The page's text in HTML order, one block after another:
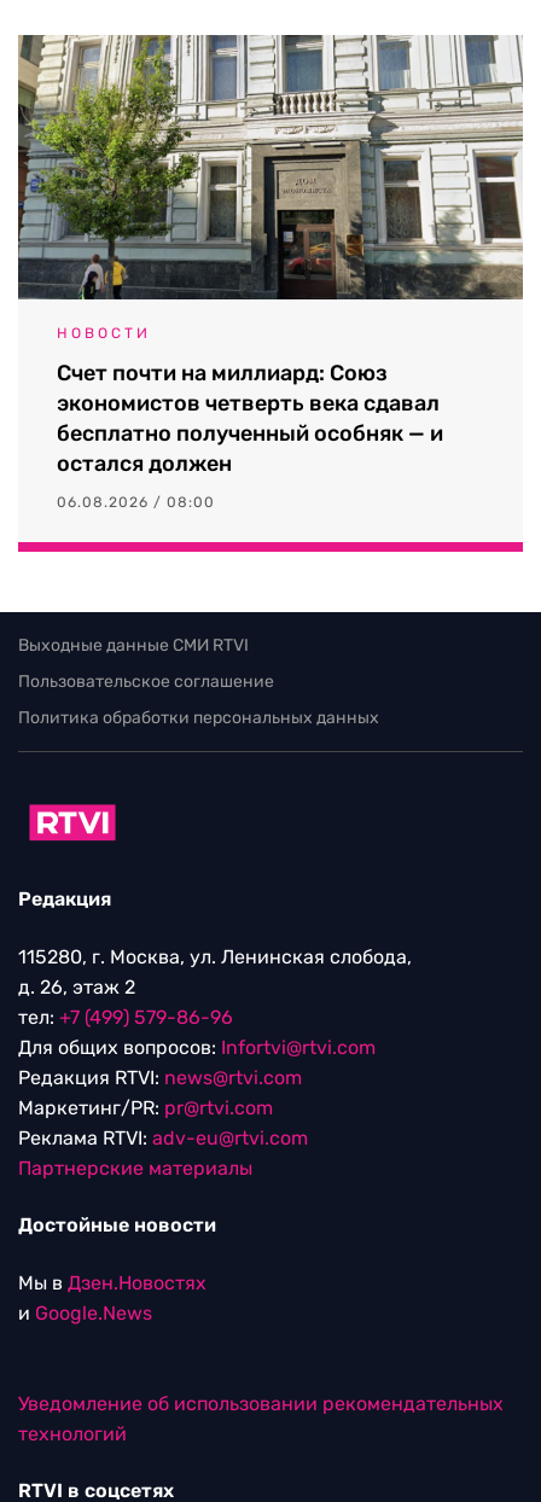
НОВОСТИ
Счет почти на миллиард: Союз
экономистов четверть века сдавал
бесплатно полученный особняк — и
остался должен
06.08.2026 / 08:00
Выходные данные СМИ RTVI
Пользовательское соглашение
Политика обработки персональных данных
Редакция
115280, г. Москва, ул. Ленинская слобода,
д. 26, этаж 2
тел: +7 (499) 579-86-96
Для общих вопросов: Infortvi@rtvi.com
Редакция RTVI: news@rtvi.com
Маркетинг/PR: pr@rtvi.com
Реклама RTVI: adv-eu@rtvi.com
Партнерские материалы
Достойные новости
Мы в Дзен.Новостях
и Google.News
Уведомление об использовании рекомендательных
технологий
RTVI в соцсетях